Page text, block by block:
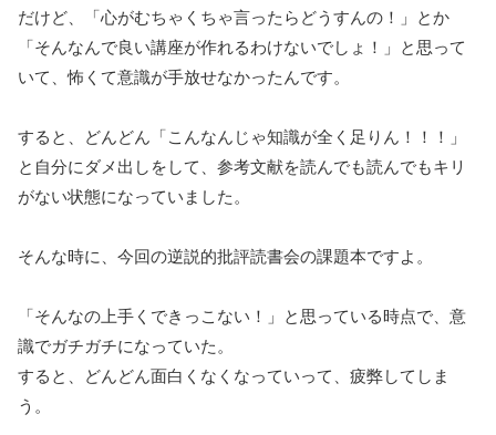
だけど、「心がむちゃくちゃ言ったらどうすんの！」とか
「そんなんで良い講座が作れるわけないでしょ！」と思って
いて、怖くて意識が手放せなかったんです。
すると、どんどん「こんなんじゃ知識が全く足りん！！！」
と自分にダメ出しをして、参考文献を読んでも読んでもキリ
がない状態になっていました。
そんな時に、今回の逆説的批評読書会の課題本ですよ。
「そんなの上手くできっこない！」と思っている時点で、意
識でガチガチになっていた。
すると、どんどん面白くなくなっていって、疲弊してしま
う。